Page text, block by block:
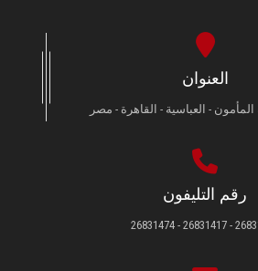
العنوان
- العباسية - القاهرة - مصر
رقم التليفون
26831231 -